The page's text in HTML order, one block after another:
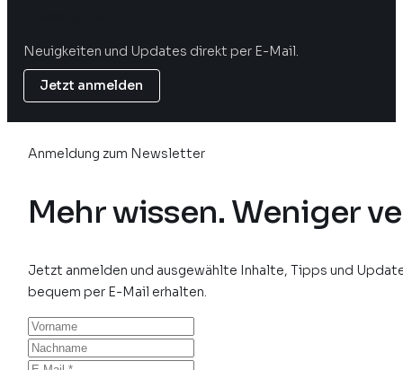
Neuigkeiten und Updates direkt per E-Mail.
Jetzt anmelden
Anmeldung zum Newsletter
Mehr wissen. Weniger
Jetzt anmelden und ausgewählte Inhalte, Tipps und
bequem per E-Mail erhalten.